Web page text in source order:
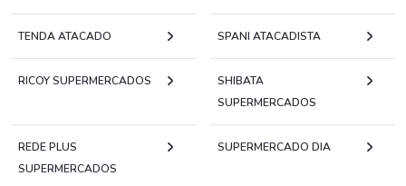
TENDA ATACADO SPANI ATACADISTA
RICOY SUPERMERCADOS
SHIBATA
SUPERMERCADOS
REDE PLUS
SUPERMERCADOS
SUPERMERCADO DIA